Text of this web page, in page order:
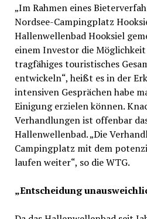
„Im Rahmen eines
Nordsee-Campingplatz
Hallenwellenbad Hooksiel
einem Investor die
tragfähiges touristisches
entwickeln“, heißt es in der
intensiven Gesprächen habe
Einigung erzielen können.
Verhandlungen ist offenbar
Hallenwellenbad. „Die
Campingplatz mit dem
laufen weiter“, so die WTG.
„Entscheidung